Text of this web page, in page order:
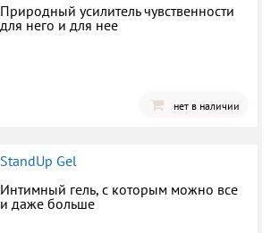
Природный усилитель чувственности
для него и для нее
нет в наличии
StandUp Gel
Интимный гель, с которым можно все
и даже больше